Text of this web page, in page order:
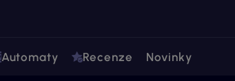
Automaty Recenze Novinky